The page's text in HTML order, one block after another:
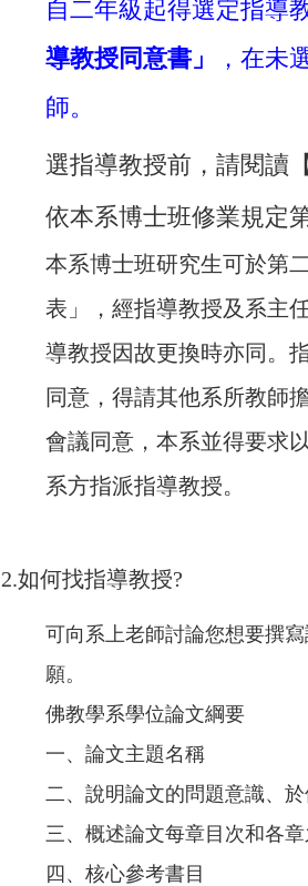
自二年級起得選定指導
導教授同意書」
，在未
師。
選指導教授前，請閱​讀
依本系博士班修業規定
本系博士班研究生可於第
表」，經指導教授及系主
導教授因故更換時亦同。
同意，得請其他系所教師
會議同意，本系並得要求
系方指派指導教授。
2.如何找指導教授?
可向系上老師討論您想要撰
願。
佛教學系學位論文綱要
一、論文主題名稱
二、說明論文的問題意識、
三、概述論文每章目次和各
四、核心參考書目